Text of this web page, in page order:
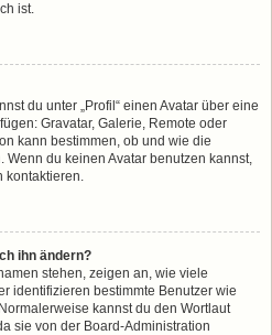
ist.
du unter „Profil“ einen Avatar über eine
Gravatar, Galerie, Remote oder
kann bestimmen, ob und wie die
Wenn du keinen Avatar benutzen kannst,
kontaktieren.
ihn ändern?
stehen, zeigen an, wie viele
identifizieren bestimmte Benutzer wie
kannst du den Wortlaut
sie von der Board-Administration